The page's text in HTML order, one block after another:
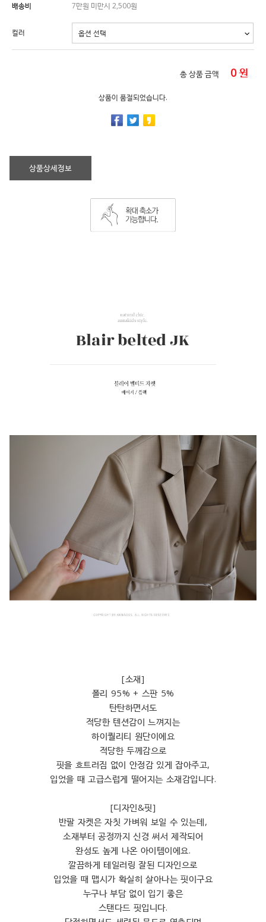
배송비
7만원 미만시 2,500원
컬러
총 상품 금액 0원
상품이 품절되었습니다.
상품상세정보
[소재]
폴리 95% + 스판 5%
탄탄하면서도
적당한 텐션감이 느껴지는
하이퀄리티 원단이에요
적당한 두께감으로
핏을 흐트러짐 없이 안정감 있게 잡아주고,
입었을 때 고급스럽게 떨어지는 소재감입니다.
[디자인&핏]
반팔 자켓은 자칫 가벼워 보일 수 있는데,
소재부터 공정까지 신경 써서 제작되어
완성도 높게 나온 아이템이에요.
깔끔하게 테일러링 잘된 디자인으로
입었을 때 맵시가 확실히 살아나는 핏이구요
누구나 부담 없이 입기 좋은
스탠다드 핏입니다.